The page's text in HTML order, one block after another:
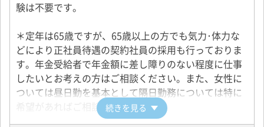
験は不要です。
＊定年は65歳ですが、65歳以上の方でも気力･体力な
どにより正社員待遇の契約社員の採用も行っておりま
す。年金受給者で年金額に差し障りのない程度に仕事
したいとお考えの方はご相談ください。また、女性に
ついては昼日勤を基本として隔日勤務については特に
希望があればご相談ください。
続きを見る